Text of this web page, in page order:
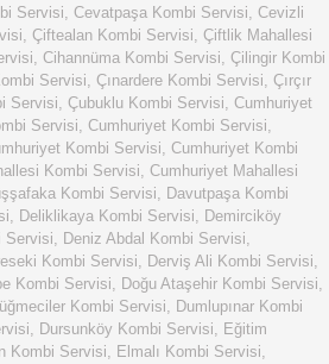
Servisi, Cevatpaşa Kombi Servisi, Cevizli
, Çiftealan Kombi Servisi, Çiftlik Mahallesi
, Cihannüma Kombi Servisi, Çilingir Kombi
Servisi, Çınardere Kombi Servisi, Çırçır
Servisi, Çubuklu Kombi Servisi, Cumhuriyet
Servisi, Cumhuriyet Kombi Servisi,
Kombi Servisi, Cumhuriyet Kombi
Kombi Servisi, Cumhuriyet Mahallesi
Kombi Servisi, Davutpaşa Kombi
, Deliklikaya Kombi Servisi, Demirciköy
Servisi, Deniz Abdal Kombi Servisi,
Kombi Servisi, Derviş Ali Kombi Servisi,
Kombi Servisi, Doğu Ataşehir Kombi Servisi,
Kombi Servisi, Dumlupınar Kombi
, Dursunköy Kombi Servisi, Eğitim
Kombi Servisi, Elmalı Kombi Servisi,